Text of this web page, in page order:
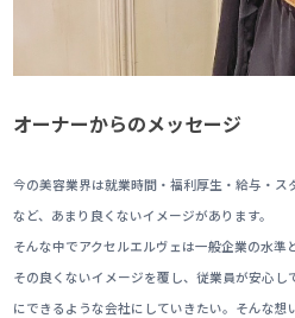
オーナーからのメッセージ
今の美容業界は就業時間・福利厚生・給与・ス
など、あまり良くないイメージがあります。
そんな中でアクセルエルヴェは一般企業の水準
その良くないイメージを覆し、従業員が安心し
にできるような会社にしていきたい。そんな想